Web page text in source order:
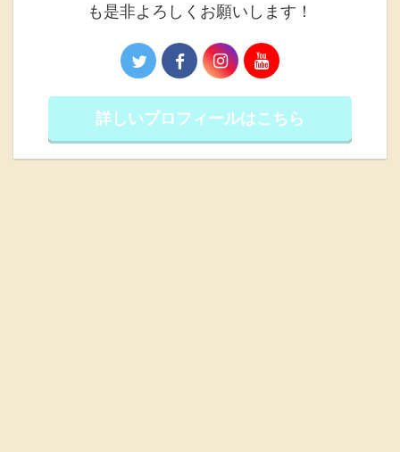
も是非よろしくお願いします！
詳しいプロフィールはこちら